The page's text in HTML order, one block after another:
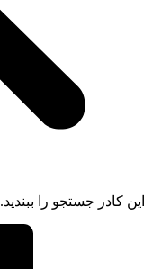
این کادر جستجو را ببندید.